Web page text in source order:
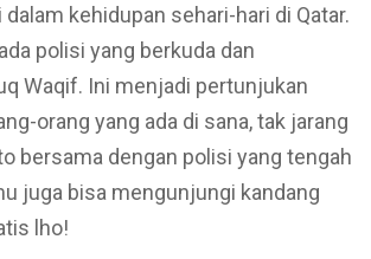
kehidupan sehari-hari di Qatar.
polisi yang berkuda dan
Waqif. Ini menjadi pertunjukan
orang yang ada di sana, tak jarang
bersama dengan polisi yang tengah
juga bisa mengunjungi kandang
lho!